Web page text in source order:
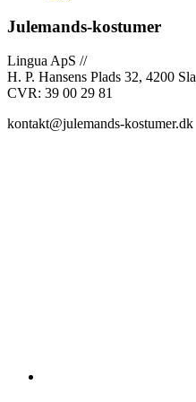
Julemands-kostumer
Lingua ApS //
H. P. Hansens Plads 32, 4200
CVR: 39 00 29 81
kontakt@julemands-kostumer.dk